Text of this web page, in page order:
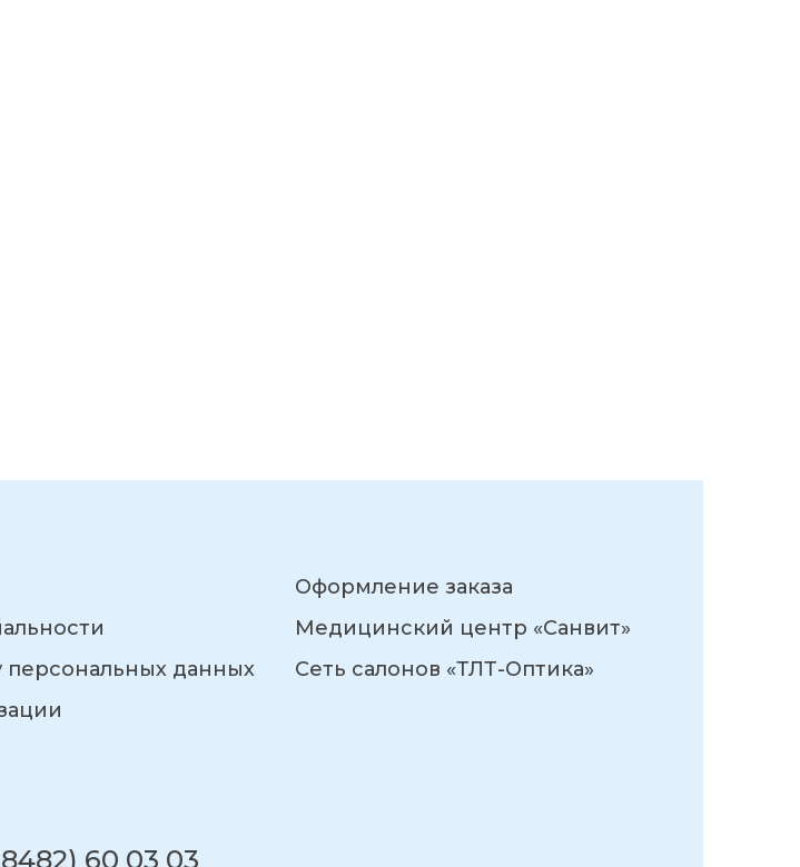
персональных данных
Оформление заказа
Медицинский центр «Санвит»
Сеть салонов «ТЛТ-Оптика»
60 03 03